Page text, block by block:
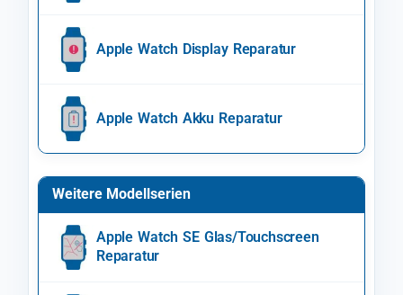
Apple Watch Display Reparatur
Apple Watch Akku Reparatur
Weitere Modellserien
Apple Watch SE Glas/Touchscreen
Reparatur